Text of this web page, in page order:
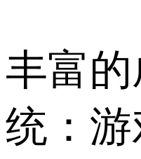
丰富
统：游